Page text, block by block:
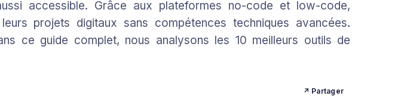
accessible. Grâce aux plateformes no-code et low-code,
projets digitaux sans compétences techniques avancées.
ce guide complet, nous analysons les 10 meilleurs outils de
↗ Partager